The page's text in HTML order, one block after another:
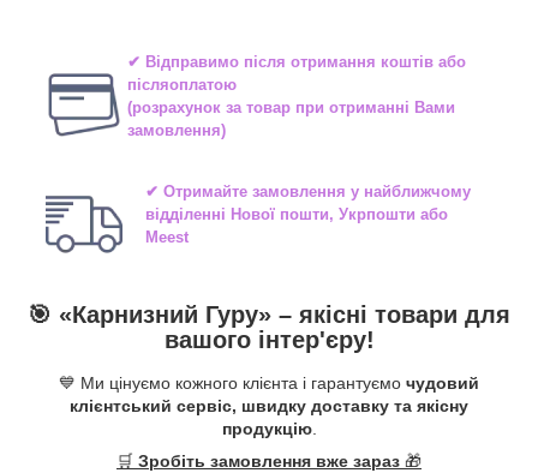
✔ Відправимо після отримання коштів або
післяоплатою
(розрахунок за товар при отриманні Вами
замовлення)
✔ Отримайте замовлення у найближчому
відділенні Нової пошти, Укрпошти або
Meest
🎯 «Карнизний Гуру» – якісні товари для
вашого інтер'єру!
💙 Ми цінуємо кожного клієнта і гарантуємо чудовий
клієнтський сервіс, швидку доставку та якісну
продукцію.
🛒 Зробіть замовлення вже зараз 🎁